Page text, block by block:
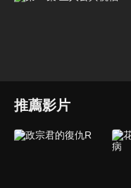
推薦影片